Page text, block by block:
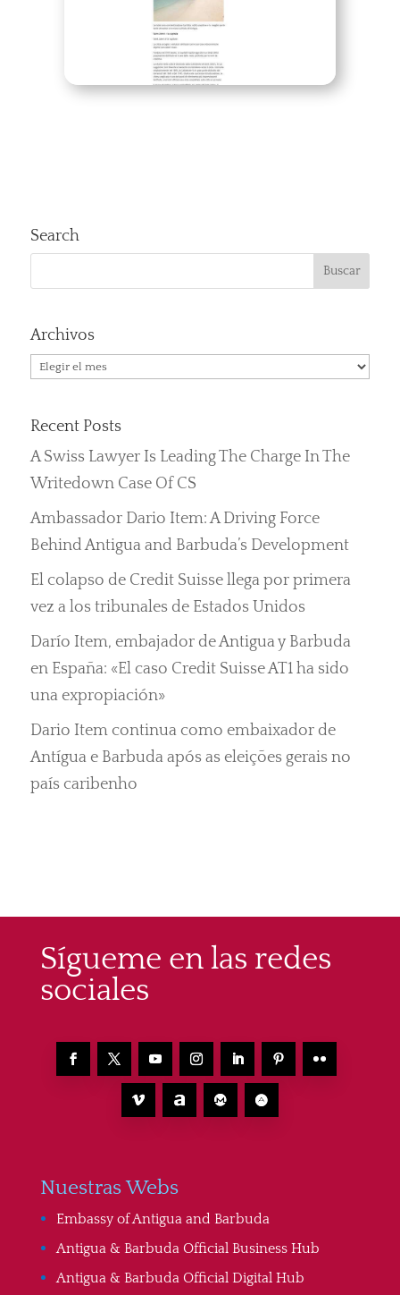
Search
Archivos
Archivos
Recent Posts
A Swiss Lawyer Is Leading The Charge In The
Writedown Case Of CS
Ambassador Dario Item: A Driving Force
Behind Antigua and Barbuda’s Development
El colapso de Credit Suisse llega por primera
vez a los tribunales de Estados Unidos
Darío Item, embajador de Antigua y Barbuda
en España: «El caso Credit Suisse AT1 ha sido
una expropiación»
Dario Item continua como embaixador de
Antígua e Barbuda após as eleições gerais no
país caribenho
Sígueme en las redes
sociales
Nuestras Webs
Embassy of Antigua and Barbuda
Antigua & Barbuda Official Business Hub
Antigua & Barbuda Official Digital Hub